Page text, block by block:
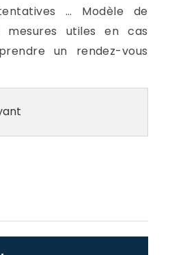
… Modèle de
utiles en cas
un rendez-vous